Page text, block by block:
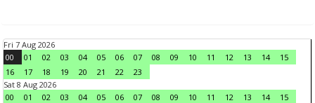
Fri 7 Aug 2026
00
01 02 03 04 05 06 07 08 09 10 11 12 13 14
15
16
17 18 19 20 21 22
23
Sat 8 Aug 2026
00
01 02 03 04 05 06 07 08 09 10 11 12 13 14
15